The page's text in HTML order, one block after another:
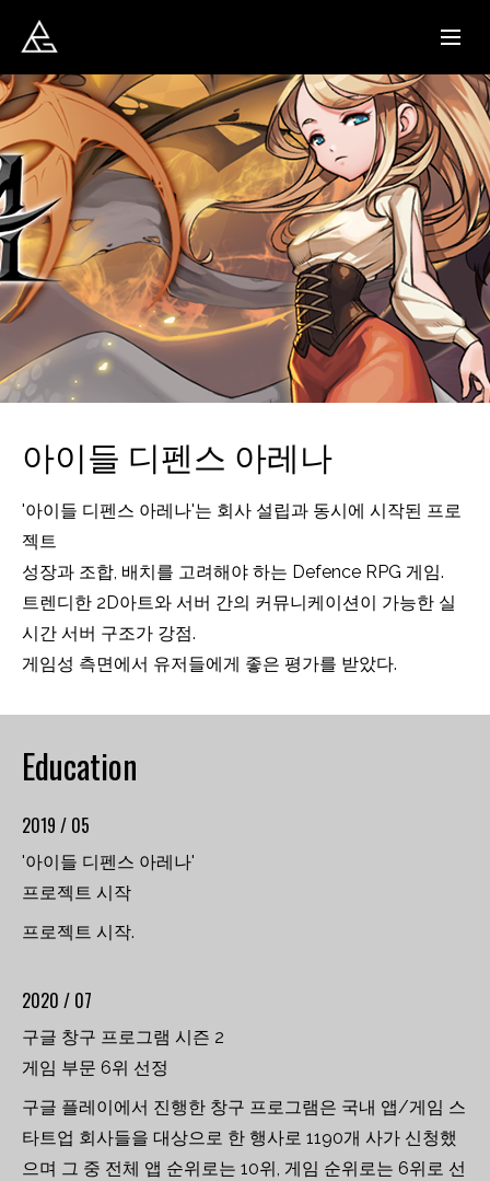
아이들 디펜스 아레나
'아이들 디펜스 아레나'는 회사 설립과 동시에 시작된 프로
젝트
성장과 조합, 배치를 고려해야 하는 Defence RPG 게임.
트렌디한 2D아트와 서버 간의 커뮤니케이션이 가능한 실
시간 서버 구조가 강점.
게임성 측면에서 유저들에게 좋은 평가를 받았다.
Education
2019 / 05
'아이들 디펜스 아레나'
프로젝트 시작
프로젝트 시작.
2020 / 07
구글 창구 프로그램 시즌 2
게임 부문 6위 선정
구글 플레이에서 진행한 창구 프로그램은 국내 앱/게임 스
타트업 회사들을 대상으로 한 행사로 1190개 사가 신청했
으며 그 중 전체 앱 순위로는 10위, 게임 순위로는 6위로 선